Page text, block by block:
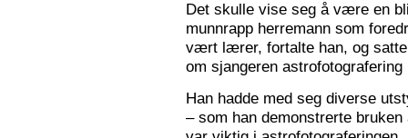
Det skulle vise seg å være en
munnrapp herremann som
vært lærer, fortalte han, og
om sjangeren astrofotografering
Han hadde med seg diverse
– som han demonstrerte